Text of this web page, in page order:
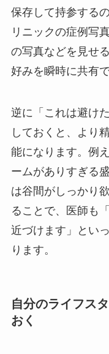
保存して持参する
リニックの症例写
の写真などを見せ
好みを瞬時に共有で
逆に「これは避け
しておくと、より
能になります。例
ームがありすぎる
は谷間がしっかり
ることで、医師も
近づけます」とい
ります。
自分のライフス
おく